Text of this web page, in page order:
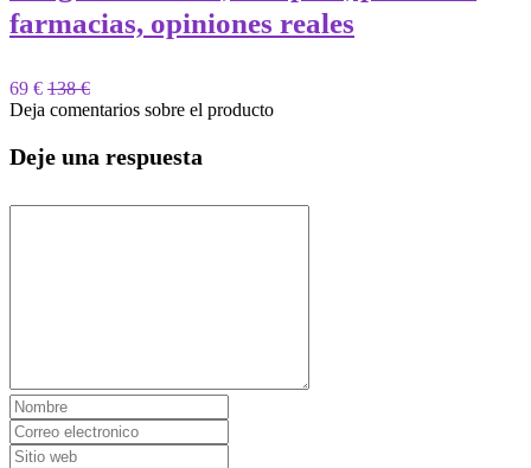
farmacias, opiniones reales
69 € 138 €
Deja comentarios sobre el producto
Deje una respuesta